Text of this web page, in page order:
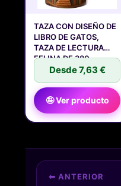
TAZA CON DISEÑO DE
LIBRO DE GATOS,
TAZA DE LECTURA
FELINA DE 380
Desde 7,63 €
🤪 Ver producto
⬅ ANTERIOR